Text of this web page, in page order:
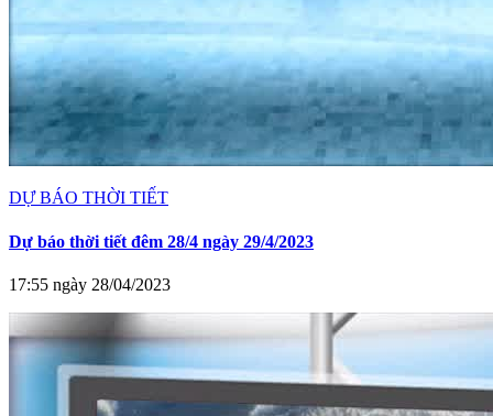
DỰ BÁO THỜI TIẾT
Dự báo thời tiết đêm 28/4 ngày 29/4/2023
17:55 ngày 28/04/2023